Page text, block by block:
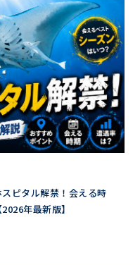
ピタル解禁！会える時
年最新版】